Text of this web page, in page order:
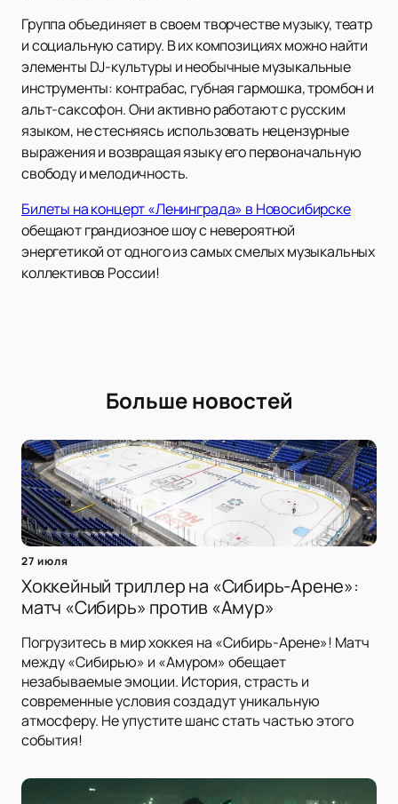
Группа объединяет в своем творчестве музыку, театр
и социальную сатиру. В их композициях можно найти
элементы DJ-культуры и необычные музыкальные
инструменты: контрабас, губная гармошка, тромбон и
альт-саксофон. Они активно работают с русским
языком, не стесняясь использовать нецензурные
выражения и возвращая языку его первоначальную
свободу и мелодичность.
Билеты на концерт «Ленинграда» в Новосибирске
обещают грандиозное шоу с невероятной
энергетикой от одного из самых смелых музыкальных
коллективов России!
Больше новостей
27 июля
Хоккейный триллер на «Сибирь-Арене»:
матч «Сибирь» против «Амур»
Погрузитесь в мир хоккея на «Сибирь-Арене»! Матч
между «Сибирью» и «Амуром» обещает
незабываемые эмоции. История, страсть и
современные условия создадут уникальную
атмосферу. Не упустите шанс стать частью этого
события!